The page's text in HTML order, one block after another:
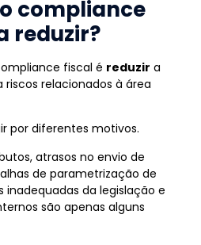
compliance
reduzir?
fiscal é reduzir a
relacionados à área
por diferentes motivos.
atrasos no envio de
de parametrização de
da legislação e
são apenas alguns